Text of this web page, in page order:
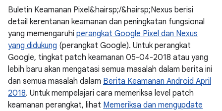
Buletin Keamanan Pixel&hairsp;/&hairsp;Nexus berisi
detail kerentanan keamanan dan peningkatan fungsional
yang memengaruhi perangkat Google Pixel dan Nexus
yang didukung (perangkat Google). Untuk perangkat
Google, tingkat patch keamanan 05-04-2018 atau yang
lebih baru akan mengatasi semua masalah dalam berita ini
dan semua masalah dalam Berita Keamanan Android April
2018. Untuk mempelajari cara memeriksa level patch
keamanan perangkat, lihat Memeriksa dan mengupdate